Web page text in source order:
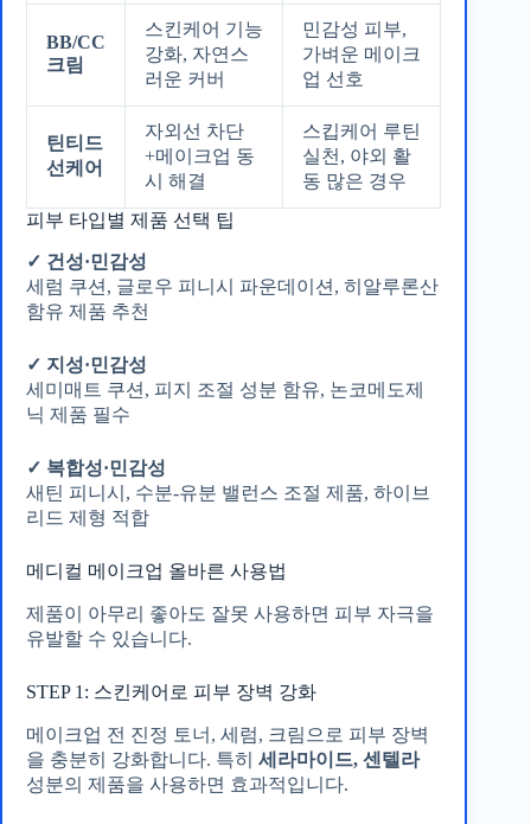
BB/CC
크림
스킨케어 기능
강화, 자연스
러운 커버
민감성 피부,
가벼운 메이크
업 선호
틴티드
선케어
자외선 차단
+메이크업 동
시 해결
스킵케어 루틴
실천, 야외 활
동 많은 경우
피부 타입별 제품 선택 팁
✓ 건성·민감성
세럼 쿠션, 글로우 피니시 파운데이션, 히알루론산
함유 제품 추천
✓ 지성·민감성
세미매트 쿠션, 피지 조절 성분 함유, 논코메도제
닉 제품 필수
✓ 복합성·민감성
새틴 피니시, 수분-유분 밸런스 조절 제품, 하이브
리드 제형 적합
메디컬 메이크업 올바른 사용법
제품이 아무리 좋아도 잘못 사용하면 피부 자극을
유발할 수 있습니다.
STEP 1: 스킨케어로 피부 장벽 강화
메이크업 전 진정 토너, 세럼, 크림으로 피부 장벽
을 충분히 강화합니다. 특히 세라마이드, 센텔라
성분의 제품을 사용하면 효과적입니다.